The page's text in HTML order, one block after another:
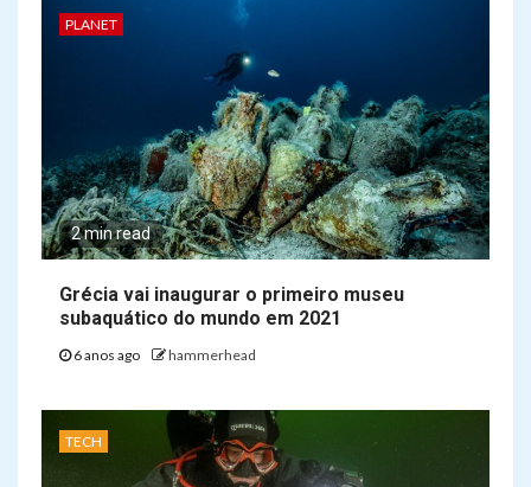
PLANET
2 min read
Grécia vai inaugurar o primeiro museu
subaquático do mundo em 2021
6 anos ago hammerhead
TECH